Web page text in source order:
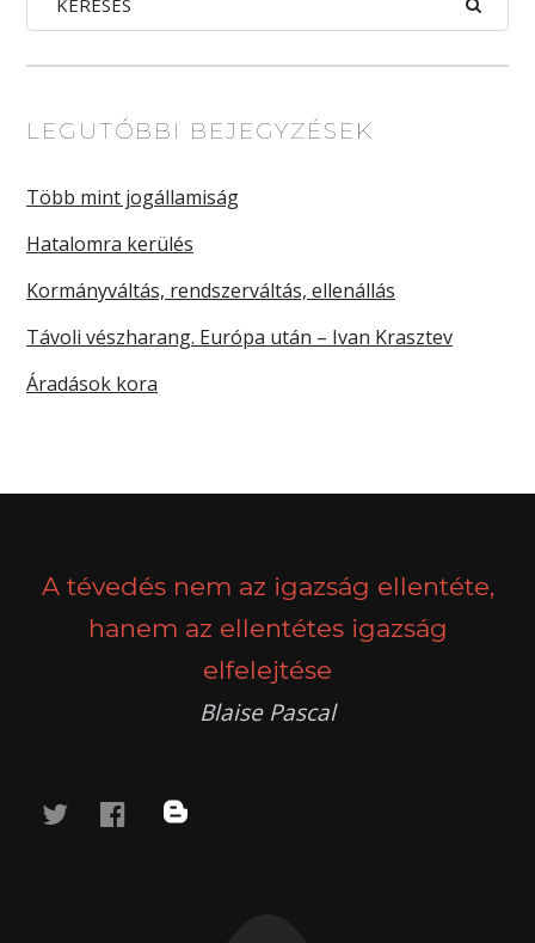
LEGUTÓBBI BEJEGYZÉSEK
Több mint jogállamiság
Hatalomra kerülés
Kormányváltás, rendszerváltás, ellenállás
Távoli vészharang. Európa után – Ivan Krasztev
Áradások kora
A tévedés nem az igazság ellentéte,
hanem az ellentétes igazság
elfelejtése
Blaise Pascal
twitterfacebook
blog